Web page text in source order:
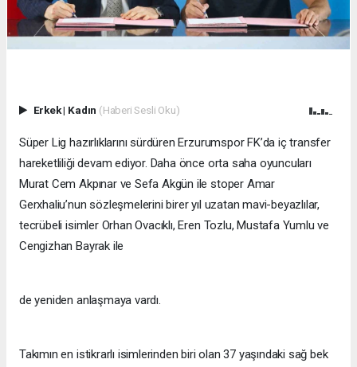
Erkek| Kadın (Haberi Sesli Oku)
Süper Lig hazırlıklarını sürdüren Erzurumspor FK’da iç transfer
hareketliliği devam ediyor. Daha önce orta saha oyuncuları
Murat Cem Akpınar ve Sefa Akgün ile stoper Amar
Gerxhaliu’nun sözleşmelerini birer yıl uzatan mavi-beyazlılar,
tecrübeli isimler Orhan Ovacıklı, Eren Tozlu, Mustafa Yumlu ve
Cengizhan Bayrak ile
de yeniden anlaşmaya vardı.
Takımın en istikrarlı isimlerinden biri olan 37 yaşındaki sağ bek